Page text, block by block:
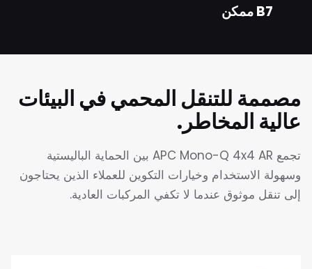
B7 ممكن
مصممة للتنقل المحمي في البيئات
عالية المخاطر.
تجمع APC Mono-Q 4x4 AR بين الحماية الباليستية
وسهولة الاستخدام وخيارات التكوين للعملاء الذين يحتاجون
إلى تنقل موثوق عندما لا تكفي المركبات العادية.